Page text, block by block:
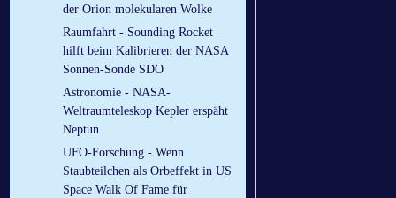
der Orion molekularen Wolke
Raumfahrt - Sounding Rocket
hilft beim Kalibrieren der NASA
Sonnen-Sonde SDO
Astronomie - NASA-
Weltraumteleskop Kepler erspäht
Neptun
UFO-Forschung - Wenn
Staubteilchen als Orbeffekt in US
Space Walk Of Fame für